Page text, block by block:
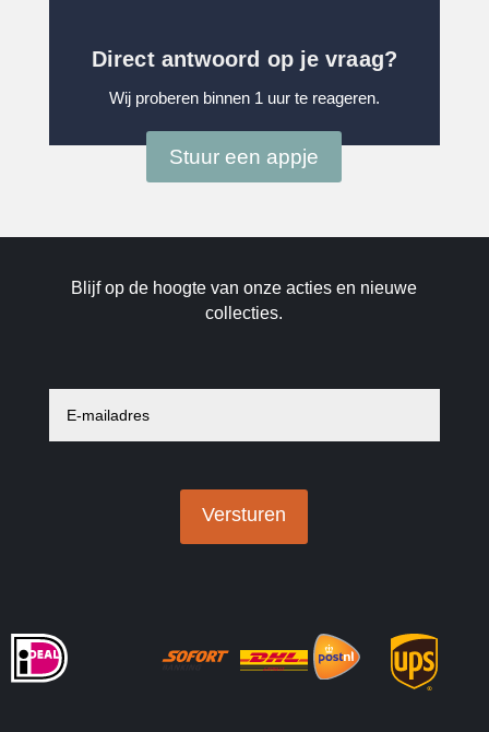
Direct antwoord op je vraag?
Wij proberen binnen 1 uur te reageren.
Stuur een appje
Blijf op de hoogte van onze acties en nieuwe
collecties.
E
a
Versturen